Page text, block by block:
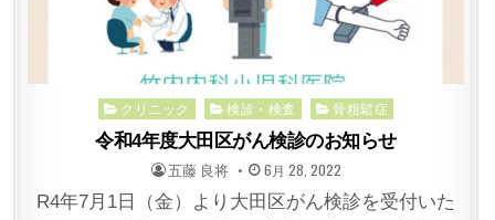
Posted
in
クリニック 検診・検査 骨粗鬆症
令和4年度大田区がん検診のお知らせ
POSTED
BY
五藤 良将 POSTED
ON
6月 28, 2022
R4年7月1日（金）より大田区がん検診を受付いた